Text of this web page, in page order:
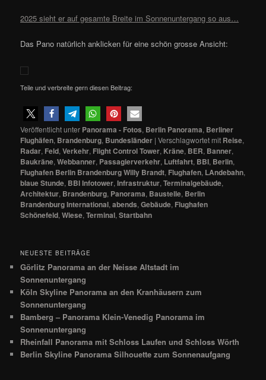
2025 sieht er auf gesamte Breite im Sonnenuntergang so aus…
Das Pano natürlich anklicken für eine schön grosse Ansicht:
Teile und verbreite gern diesen Beitrag:
Veröffentlicht unter Panorama - Fotos, Berlin Panorama, Berliner
Flughäfen, Brandenburg, Bundesländer |Verschlagwortet mit Reise,
Radar, Feld,Verkehr, Flight Control Tower, Kräne, BER, Banner,
Baukräne,Webbanner, Passagierverkehr, Luftfahrt, BBI, Berlin,
Flughafen Berlin Brandenburg Willy Brandt, Flughafen, LAndebahn,
blaue Stunde, BBI Infotower,Infrastruktur,Terminalgebäude,
Architektur, Brandenburg, Panorama, Baustelle, Berlin
Brandenburg International,abends,Gebäude, Flughafen
Schönefeld,Wiese,Terminal,Startbahn
NEUESTE BEITRÄGE
Görlitz Panorama an der Neisse Altstadt im
Sonnenuntergang
Köln Skyline Panorama an den Kranhäusern zum
Sonnenuntergang
Bamberg – Panorama Klein-Venedig Panorama im
Sonnenuntergang
Rheinfall Panorama mit Schloss Laufen und Schloss Wörth
Berlin Skyline Panorama Silhouette zum Sonnenaufgang